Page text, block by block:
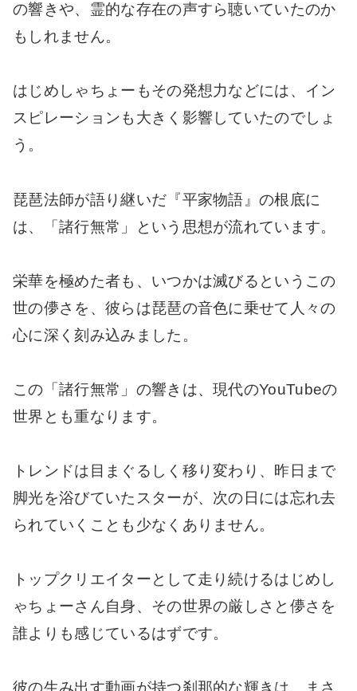
の響きや、霊的な存在の声すら聴いていたのか
もしれません。
はじめしゃちょーもその発想力などには、イン
スピレーションも大きく影響していたのでしょ
う。
琵琶法師が語り継いだ『平家物語』の根底に
は、「諸行無常」という思想が流れています。
栄華を極めた者も、いつかは滅びるというこの
世の儚さを、彼らは琵琶の音色に乗せて人々の
心に深く刻み込みました。
この「諸行無常」の響きは、現代のYouTubeの
世界とも重なります。
トレンドは目まぐるしく移り変わり、昨日まで
脚光を浴びていたスターが、次の日には忘れ去
られていくことも少なくありません。
トップクリエイターとして走り続けるはじめし
ゃちょーさん自身、その世界の厳しさと儚さを
誰よりも感じているはずです。